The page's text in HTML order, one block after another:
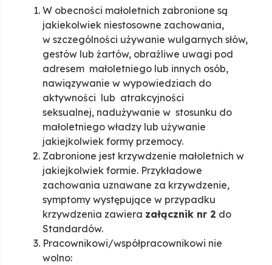
W obecności małoletnich zabronione są
jakiekolwiek niestosowne zachowania,
w szczególności używanie wulgarnych słów,
gestów lub żartów, obraźliwe uwagi pod
adresem małoletniego lub innych osób,
nawiązywanie w wypowiedziach do
aktywności lub atrakcyjności
seksualnej, nadużywanie w stosunku do
małoletniego władzy lub używanie
jakiejkolwiek formy przemocy.
Zabronione jest krzywdzenie małoletnich w
jakiejkolwiek formie. Przykładowe
zachowania uznawane za krzywdzenie,
symptomy występujące w przypadku
krzywdzenia zawiera załącznik nr 2 do
Standardów.
Pracownikowi/współpracownikowi nie
wolno: